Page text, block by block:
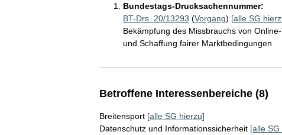
Bundestags-Drucksachennummer:
BT-Drs. 20/13293 (Vorgang) [alle SG
Bekämpfung des Missbrauchs von
und Schaffung fairer Marktbedingungen
Betroffene Interessenbereiche (8)
Breitensport [alle SG hierzu]
Datenschutz und Informationssicherheit [alle